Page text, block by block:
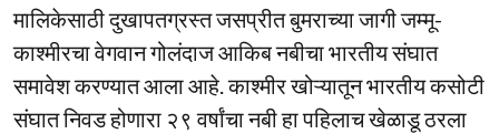
मालिकेसाठी दुखापतग्रस्त जसप्रीत बुमराच्या जागी जम्मू-
काश्मीरचा वेगवान गोलंदाज आकिब नबीचा भारतीय संघात
समावेश करण्यात आला आहे. काश्मीर खोऱ्यातून भारतीय कसोटी
संघात निवड होणारा २९ वर्षांचा नबी हा पहिलाच खेळाडू ठरला